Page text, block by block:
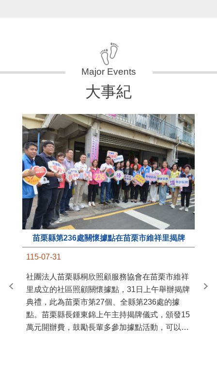
大事紀
苗栗縣第236處關懷據點在苗栗市維祥里揭牌
115-07-31
社團法人苗栗縣桐欣照顧服務協會在苗栗市維祥
里成立的社區照顧關懷據點，31日上午舉辦揭牌
典禮，此為苗栗市第27個、全縣第236處的據
點。苗栗縣長鍾東錦上午主持揭牌儀式，頒發15
萬元開辦費，鼓勵長輩多參加據點活動，可以更
苗